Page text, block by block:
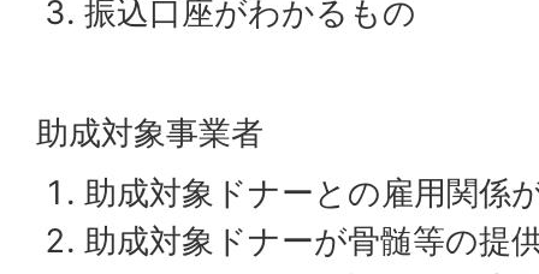
振込口座がわかるもの
助成対象事業者
助成対象ドナーとの雇用関係
助成対象ドナーが骨髄等の提